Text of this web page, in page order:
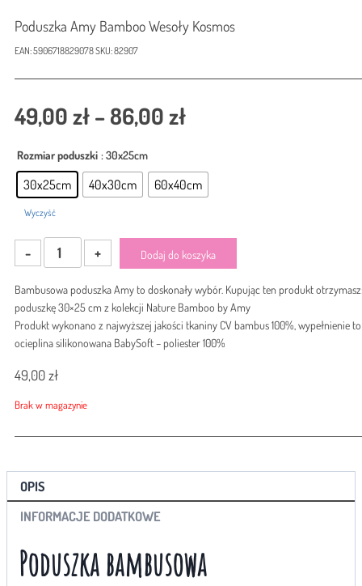
Poduszka Amy Bamboo Wesoły Kosmos
EAN:5906718829078SKU:82907
49,00zł–86,00złZakres
od
49,00 zł
86,00 zł
Rozmiar poduszki : 30x25cm
30x25cm 40x30cm 60x40cm
Wyczyść
ilość
Poduszka
Bamboo
Wesoły
Kosmos
Dodaj do koszyka
Bambusowa poduszka Amy to doskonały wybór. Kupując ten produkt
poduszkę 30×25 cm z kolekcji Nature Bamboo by Amy
Produkt wykonano z najwyższej jakości tkaniny CV bambus 100%, wypełnienie to
ocieplina silikonowana BabySoft – poliester 100%
49,00zł
Brak w magazynie
OPIS
INFORMACJE DODATKOWE
Poduszka bambusowa